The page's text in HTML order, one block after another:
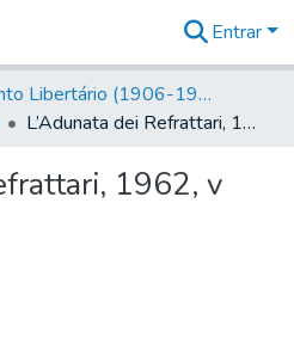
na
Entrar
Canto Libertário (1906-1995)
L’Adunata dei Refrattari, 1962, v XLI, n 03
1962, v